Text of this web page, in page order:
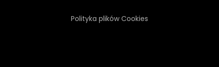
Polityka plików Cookies